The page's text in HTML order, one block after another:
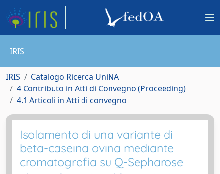
IRIS
IRIS
Catalogo Ricerca UniNA
4 Contributo in Atti di Convegno (Proceeding)
4.1 Articoli in Atti di convegno
Isolamento di una variante di
beta-caseina ovina mediante
cromatografia su Q-Sepharose